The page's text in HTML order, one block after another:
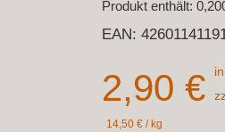
Produkt enthält:
EAN:
2,90 €
14,50 € / kg